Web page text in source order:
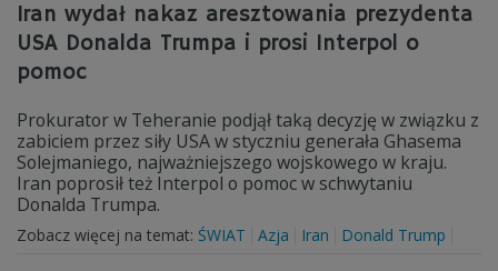
Iran wydał nakaz aresztowania prezydenta
USA Donalda Trumpa i prosi Interpol o
pomoc
Prokurator w Teheranie podjął taką decyzję w związku z
zabiciem przez siły USA w styczniu generała Ghasema
Solejmaniego, najważniejszego wojskowego w kraju.
Iran poprosił też Interpol o pomoc w schwytaniu
Donalda Trumpa.
Zobacz więcej na temat: ŚWIAT Azja Iran Donald Trump